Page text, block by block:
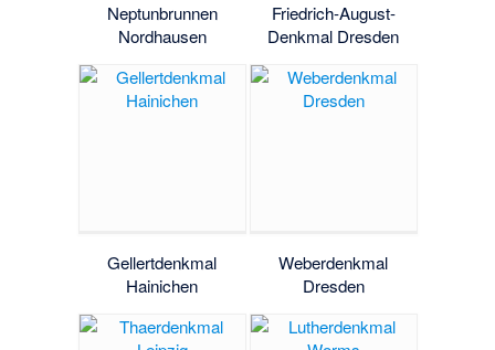
Neptunbrunnen
Nordhausen
Friedrich-August-
Denkmal Dresden
Gellertdenkmal
Hainichen
Weberdenkmal
Dresden